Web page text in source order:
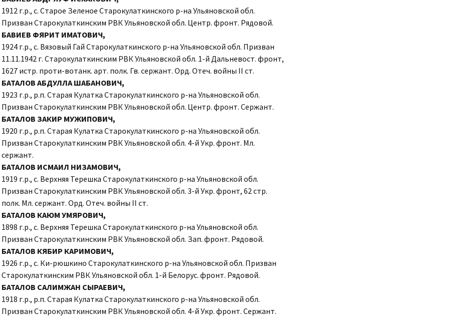
Общество
Природа
Фотографии разных лет
1912 г.р., с. Старое Зеленое Старокулаткинского р-на Ульяновской обл.
Призван Старокулаткинским РВК Ульяновской обл. Центр. фронт. Рядовой.
БАВИЕВ ФЯРИТ ИМАТОВИЧ,
1924 г.р., с. Вязовый Гай Старокулаткинского р-на Ульяновской обл. Призван
11.11.1942 г. Старокулаткинским РВК Ульяновской обл. 1-й Дальневост. фронт,
1627 истр. проти-вотанк. арт. полк. Гв. сержант. Орд. Отеч. войны II ст.
БАТАЛОВ АБДУЛЛА ШАБАНОВИЧ,
1923 г.р., р.п. Старая Кулатка Старокулаткинского р-на Ульяновской обл.
Призван Старокулаткинским РВК Ульяновской обл. Центр. фронт. Сержант.
БАТАЛОВ ЗАКИР МУЖИПОВИЧ,
1920 г.р., р.п. Старая Кулатка Старокулаткинского р-на Ульяновской обл.
Призван Старокулаткинским РВК Ульяновской обл. 4-й Укр. фронт. Мл.
сержант.
БАТАЛОВ ИСМАИЛ НИЗАМОВИЧ,
1919 г.р., с. Верхняя Терешка Старокулаткинского р-на Ульяновской обл.
Призван Старокулаткинским РВК Ульяновской обл. 3-й Укр. фронт, 62 стр.
полк. Мл. сержант. Орд. Отеч. войны II ст.
БАТАЛОВ КАЮМ УМЯРОВИЧ,
1898 г.р., с. Верхняя Терешка Старокулаткинского р-на Ульяновской обл.
Призван Старокулаткинским РВК Ульяновской обл. Зап. фронт. Рядовой.
БАТАЛОВ КЯБИР КАРИМОВИЧ,
1926 г.р., с. Ки-рюшкино Старокулаткинского р-на Ульяновской обл. Призван
Старокулаткинским РВК Ульяновской обл. 1-й Белорус. фронт. Рядовой.
БАТАЛОВ САЛИМЖАН СЫРАЕВИЧ,
1918 г.р., р.п. Старая Кулатка Старокулаткинского р-на Ульяновской обл.
Призван Старокулаткинским РВК Ульяновской обл. 4-й Укр. фронт. Сержант.